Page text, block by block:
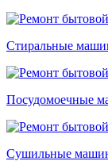
Стиральные
Посудомоечные
Сушильные